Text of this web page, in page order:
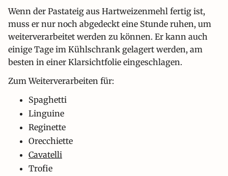
Wenn der Pastateig aus Hartweizenmehl fertig ist,
muss er nur noch abgedeckt eine Stunde ruhen, um
weiterverarbeitet werden zu können. Er kann auch
einige Tage im Kühlschrank gelagert werden, am
besten in einer Klarsichtfolie eingeschlagen.
Zum Weiterverarbeiten für:
Spaghetti
Linguine
Reginette
Orecchiette
Cavatelli
Trofie